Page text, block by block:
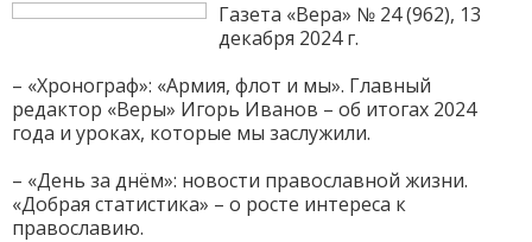
Газета «Вера» № 24 (962), 13
декабря 2024 г.
– «Хронограф»: «Армия, флот и мы». Главный
редактор «Веры» Игорь Иванов – об итогах 2024
года и уроках, которые мы заслужили.
– «День за днём»: новости православной жизни.
«Добрая статистика» – о росте интереса к
православию.